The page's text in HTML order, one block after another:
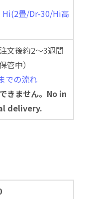
Hi(2畳/Dr-30/Hi高
文後約2～3週間
管中）
での流れ
きません。No in
delivery.